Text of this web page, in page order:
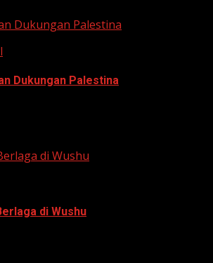
Dukungan Palestina
Dukungan Palestina
di Wushu
di Wushu